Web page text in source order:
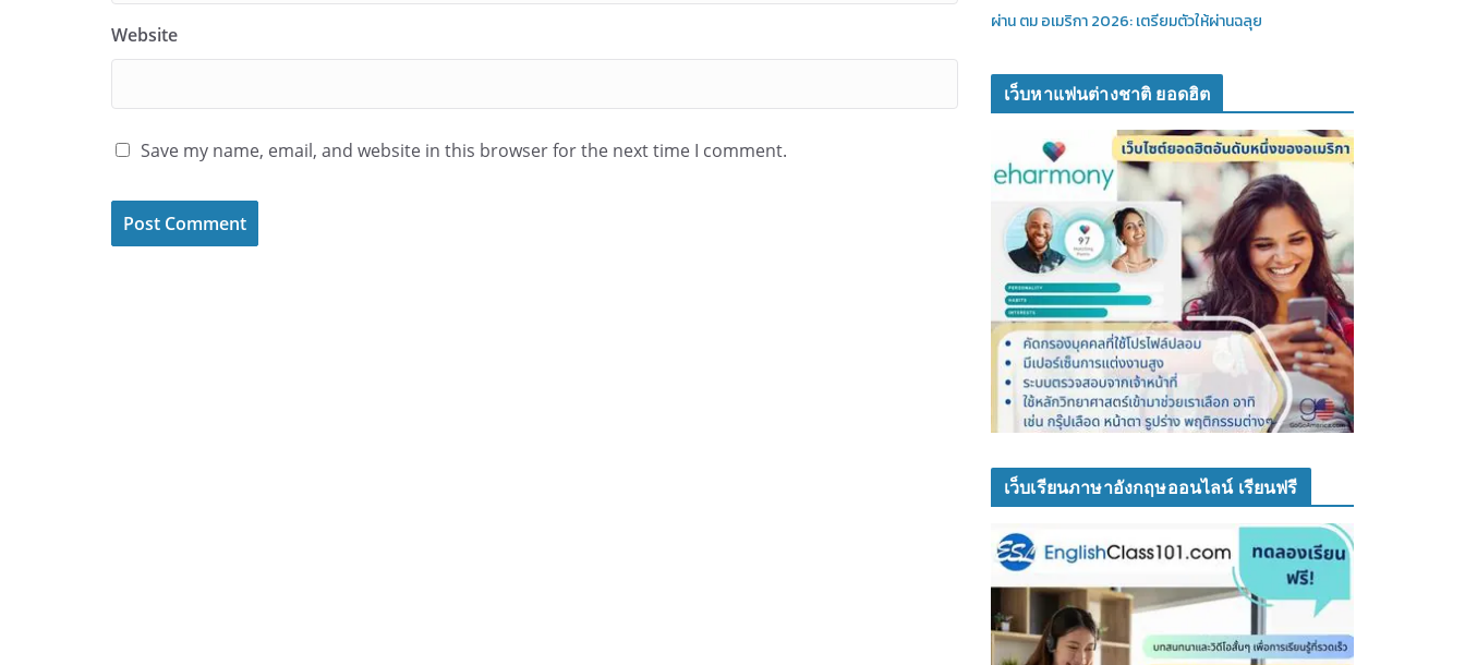
Website
Save my name, email, and website in this browser for the next time I comment.
ผ่าน ตม อเมริกา 2026: เตรียมตัวให้ผ่านฉลุย
เว็บหาแฟนต่างชาติ ยอดฮิต
เว็บเรียนภาษาอังกฤษออนไลน์ เรียนฟรี